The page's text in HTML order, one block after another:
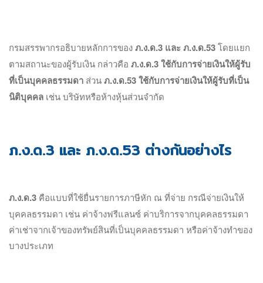
กรมสรรพากรอธิบายหลักการของภ.ง.ด.3 และ ภ.ง.ด.53โดยแยก
ตามสถานะของผู้รับเงิน กล่าวคือ ภ.ง.ด.3 ใช้กับการจ่ายเงินให้ผู้รับ
ที่เป็นบุคคลธรรมดา ส่วนภ.ง.ด.53 ใช้กับการจ่ายเงินให้ผู้รับที่เป็น
นิติบุคคล เช่น บริษัทหรือห้างหุ้นส่วนจำกัด
ภ.ง.ด.3 และ ภ.ง.ด.53 ต่างกันอย่างไร
ภ.ง.ด.3 คือแบบที่ใช้ยื่นรายการภาษีหัก ณ ที่จ่าย กรณีจ่ายเงินให้
บุคคลธรรมดา เช่น ค่าจ้างฟรีแลนซ์ ค่าบริการจากบุคคลธรรมดา
ค่าเช่าจากเจ้าของทรัพย์สินที่เป็นบุคคลธรรมดา หรือค่าจ้างทำของ
บางประเภท